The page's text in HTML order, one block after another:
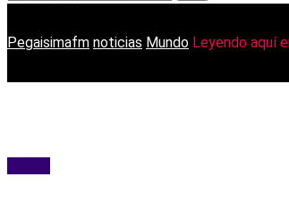
Pegaisimafm noticias Mundo Leyendo aquí